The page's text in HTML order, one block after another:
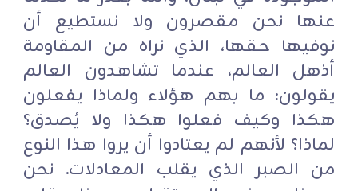
عنها نحن مقصرون ولا نستطيع أن
نوفيها حقها، الذي نراه من المقاومة
أذهل العالم، عندما تشاهدون العالم
يقولون: ما بهم هؤلاء ولماذا يفعلون
هكذا وكيف فعلوا هكذا ولا يُصدق؟
لماذا؟ لأنهم لم يعتادوا أن يروا هذا النوع
من الصبر الذي يقلب المعادلات. نحن